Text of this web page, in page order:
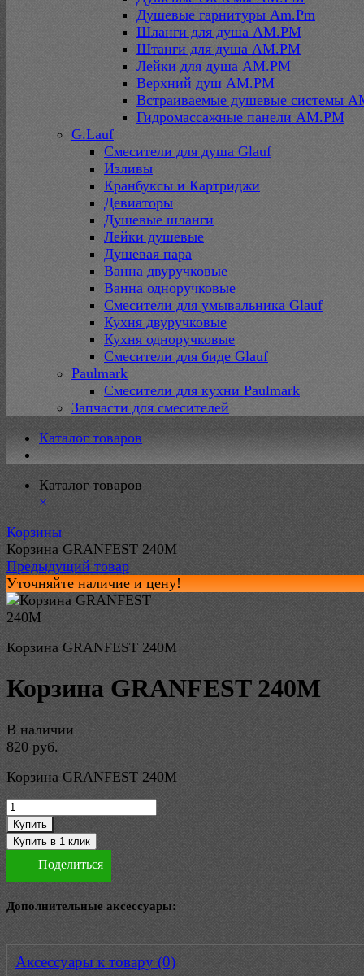
Душевые гарнитуры Am.Pm
Шланги для душа AM.PM
Штанги для душа AM.PM
Лейки для душа AM.PM
Верхний душ AM.PM
Встраиваемые душевые системы
Гидромассажные панели AM.PM
G.Lauf
Смесители для душа Glauf
Изливы
Кранбуксы и Картриджи
Девиаторы
Душевые шланги
Лейки душевые
Душевая пара
Ванна двуручковые
Ванна одноручковые
Смесители для умывальника Glauf
Кухня двуручковые
Кухня одноручковые
Смесители для биде Glauf
Paulmark
Смесители для кухни Paulmark
Запчасти для смесителей
Каталог товаров
Каталог товаров
×
Корзины
Корзина GRANFEST 240M
Предыдущий товар
Уточняйте наличие и цену!
Корзина GRANFEST 240M
Корзина GRANFEST 240M
В наличии
820 руб.
Корзина GRANFEST 240M
Купить
Поделиться
Дополнительные аксессуары:
Аксессуары к товару (0)